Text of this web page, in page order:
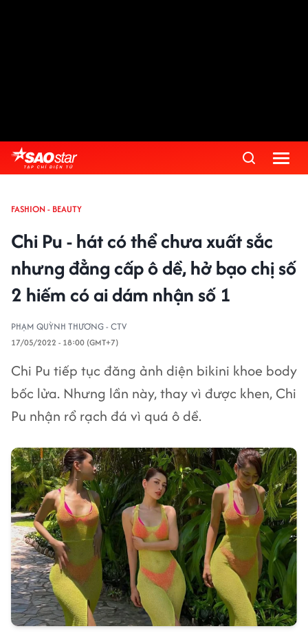
FASHION - BEAUTY
Chi Pu - hát có thể chưa xuất sắc
nhưng đẳng cấp ô dề, hở bạo chị số
2 hiếm có ai dám nhận số 1
PHẠM QUỲNH THƯƠNG - CTV
17/05/2022 - 18:00 (GMT+7)
Chi Pu tiếp tục đăng ảnh diện bikini khoe body
bốc lửa. Nhưng lần này, thay vì được khen, Chi
Pu nhận rổ rạch đá vì quá ô dề.